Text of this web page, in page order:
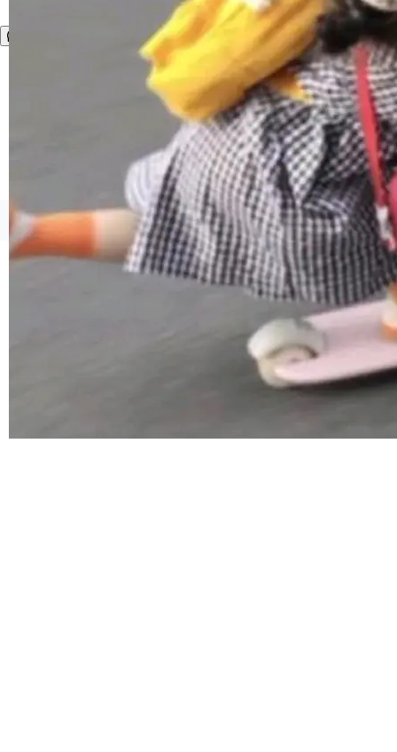
工具选型手册》发布，Testin云测的Testin XAge
nt智能测试系统入选AI测试领域代表产品。对CI
O而言，这提示了一个转变：AI测试正在从效率
工具升级为企业的质量基础设施。 CIO面对的新
现实 过去两年，CIO们的焦虑清单上多了两项：
一是如何让大模型和智能体应用安全地从PoC走
向生产，二是如何让测试团队跟得上AI应用...
©OSCHINA(OSChina.NET) 京ICP备2025119063号